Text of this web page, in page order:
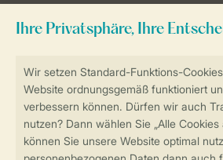
Sicher und schnell zur Online-
Sichere Datenübertragung